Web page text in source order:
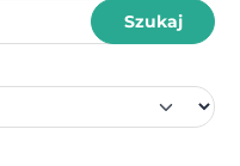
Szukaj